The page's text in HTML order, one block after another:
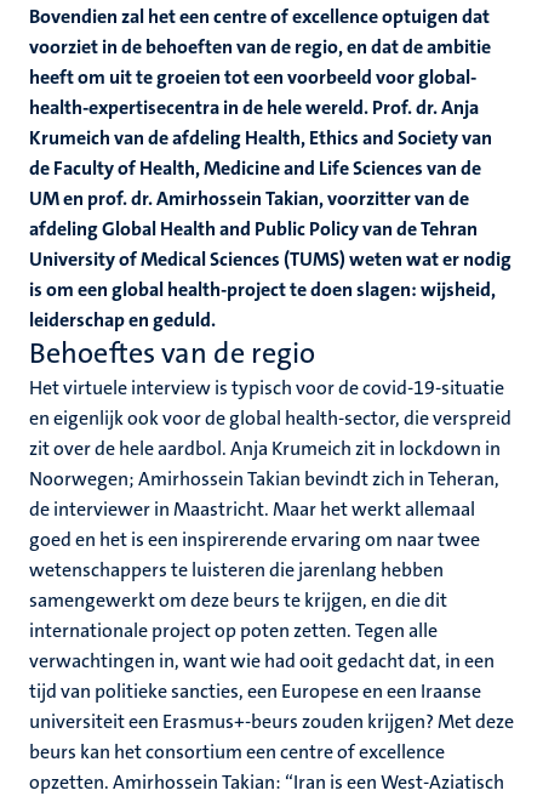
Bovendien zal het een centre of excellence optuigen dat
voorziet in de behoeften van de regio, en dat de ambitie
heeft om uit te groeien tot een voorbeeld voor global-
health-expertisecentra in de hele wereld. Prof. dr. Anja
Krumeich van de afdeling Health, Ethics and Society van
de Faculty of Health, Medicine and Life Sciences van de
UM en prof. dr. Amirhossein Takian, voorzitter van de
afdeling Global Health and Public Policy van de Tehran
University of Medical Sciences (TUMS) weten wat er nodig
is om een global health-project te doen slagen: wijsheid,
leiderschap en geduld.
Behoeftes van de regio
Het virtuele interview is typisch voor de covid-19-situatie
en eigenlijk ook voor de global health-sector, die verspreid
zit over de hele aardbol. Anja Krumeich zit in lockdown in
Noorwegen; Amirhossein Takian bevindt zich in Teheran,
de interviewer in Maastricht. Maar het werkt allemaal
goed en het is een inspirerende ervaring om naar twee
wetenschappers te luisteren die jarenlang hebben
samengewerkt om deze beurs te krijgen, en die dit
internationale project op poten zetten. Tegen alle
verwachtingen in, want wie had ooit gedacht dat, in een
tijd van politieke sancties, een Europese en een Iraanse
universiteit een Erasmus+-beurs zouden krijgen? Met deze
beurs kan het consortium een centre of excellence
opzetten. Amirhossein Takian: “Iran is een West-Aziatisch